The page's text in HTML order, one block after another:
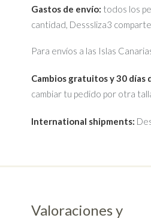
Gastos de envío: todos los
cantidad, Desssliza3
Para envíos a las Islas
Cambios gratuitos y 30 días
cambiar tu pedido por otra
International shipments:
Valoraciones y